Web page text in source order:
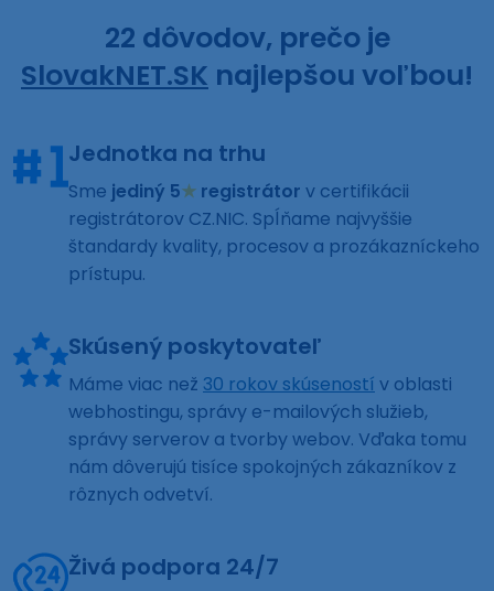
22 dôvodov, prečo je
SlovakNET.SK najlepšou voľbou!
Jednotka na trhu
Sme jediný 5★ registrátor v certifikácii
registrátorov CZ.NIC. Spĺňame najvyššie
štandardy kvality, procesov a prozákazníckeho
prístupu.
Skúsený poskytovateľ
Máme viac než 30 rokov skúseností v oblasti
webhostingu, správy e-mailových služieb,
správy serverov a tvorby webov. Vďaka tomu
nám dôverujú tisíce spokojných zákazníkov z
rôznych odvetví.
Živá podpora 24/7